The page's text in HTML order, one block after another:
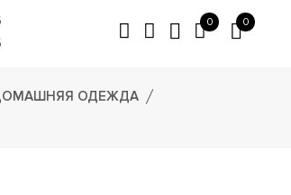
0 0
ОДЕЖДА